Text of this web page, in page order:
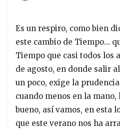
Es un respiro, como bien
este cambio de Tiempo...
Tiempo que casi todos los
de agosto, en donde salir
un poco, exige la
cuando menos en la mano,
bueno, así vamos, en esta
que este verano nos ha